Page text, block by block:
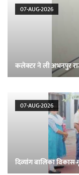
07-AUG-2026
कलेक्टर ने ली अभनपुर
07-AUG-2026
दिव्‍यांग बालिका